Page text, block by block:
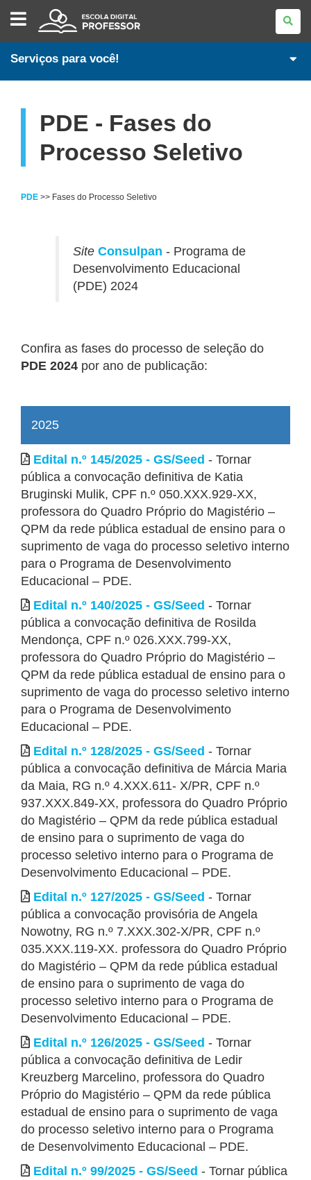
ESCOLA
DIGITAL
-
PROFESSORES
Serviços para você!
PDE - Fases do
Processo Seletivo
PDE >> Fases do Processo Seletivo
Site Consulpan - Programa de
Desenvolvimento Educacional
(PDE) 2024
Confira as fases do processo de seleção do
PDE 2024 por ano de publicação:
2025
Edital n.º 145/2025 - GS/Seed - Tornar
pública a convocação definitiva de Katia
Bruginski Mulik, CPF n.º 050.XXX.929-XX,
professora do Quadro Próprio do Magistério –
QPM da rede pública estadual de ensino para o
suprimento de vaga do processo seletivo interno
para o Programa de Desenvolvimento
Educacional – PDE.
Edital n.º 140/2025 - GS/Seed - Tornar
pública a convocação definitiva de Rosilda
Mendonça, CPF n.º 026.XXX.799-XX,
professora do Quadro Próprio do Magistério –
QPM da rede pública estadual de ensino para o
suprimento de vaga do processo seletivo interno
para o Programa de Desenvolvimento
Educacional – PDE.
Edital n.º 128/2025 - GS/Seed - Tornar
pública a convocação definitiva de Márcia Maria
da Maia, RG n.º 4.XXX.611- X/PR, CPF n.º
937.XXX.849-XX, professora do Quadro Próprio
do Magistério – QPM da rede pública estadual
de ensino para o suprimento de vaga do
processo seletivo interno para o Programa de
Desenvolvimento Educacional – PDE.
Edital n.º 127/2025 - GS/Seed - Tornar
pública a convocação provisória de Angela
Nowotny, RG n.º 7.XXX.302-X/PR, CPF n.º
035.XXX.119-XX. professora do Quadro Próprio
do Magistério – QPM da rede pública estadual
de ensino para o suprimento de vaga do
processo seletivo interno para o Programa de
Desenvolvimento Educacional – PDE.
Edital n.º 126/2025 - GS/Seed - Tornar
pública a convocação definitiva de Ledir
Kreuzberg Marcelino, professora do Quadro
Próprio do Magistério – QPM da rede pública
estadual de ensino para o suprimento de vaga
do processo seletivo interno para o Programa
de Desenvolvimento Educacional – PDE.
Edital n.º 99/2025 - GS/Seed - Tornar pública